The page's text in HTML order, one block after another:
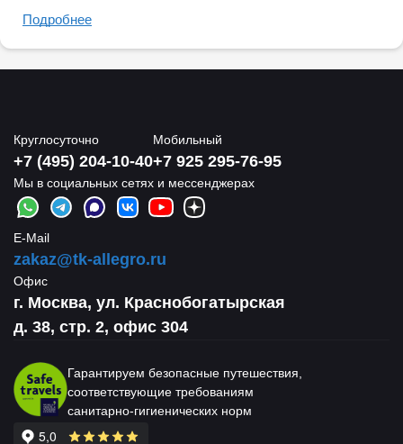
Подробнее
Круглосуточно
+7 (495) 204-10-40
Мобильный
+7 925 295-76-95
Мы в социальных сетях и мессенджерах
E-Mail
zakaz@tk-allegro.ru
Офис
г. Москва, ул. Краснобогатырская
д. 38, стр. 2, офис 304
Гарантируем безопасные путешествия,
соответствующие требованиям
санитарно-гигиенических норм